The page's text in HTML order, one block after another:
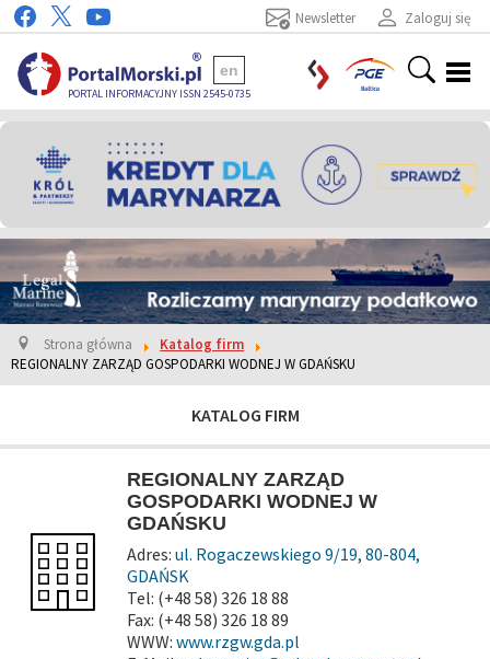
Zaloguj się
Newsletter
PORTAL INFORMACYJNY ISSN 2545-0735
en
Strona główna
Katalog firm
REGIONALNY ZARZĄD GOSPODARKI WODNEJ W GDAŃSKU
KATALOG FIRM
REGIONALNY ZARZĄD
GOSPODARKI WODNEJ W
GDAŃSKU
Adres: ul. Rogaczewskiego 9/19, 80-804,
GDAŃSK
Tel: (+48 58) 326 18 88
Fax: (+48 58) 326 18 89
WWW: www.rzgw.gda.pl